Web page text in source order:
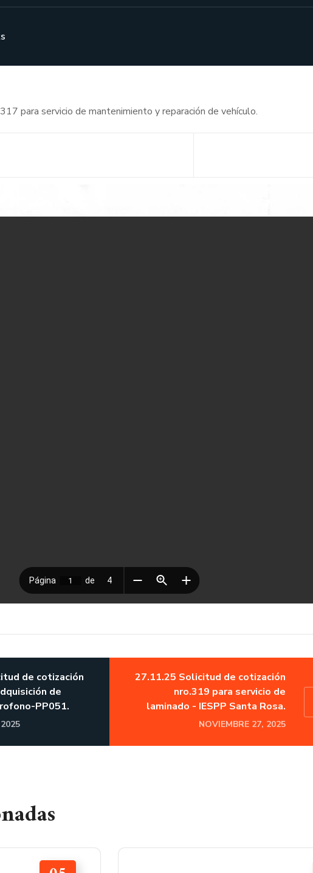
para servicio de mantenimiento y reparación de vehículo.
de cotización
de
PP051.
27.11.25 Solicitud de cotización
nro.319 para servicio de
laminado - IESPP Santa Rosa.
NOVIEMBRE 27, 2025